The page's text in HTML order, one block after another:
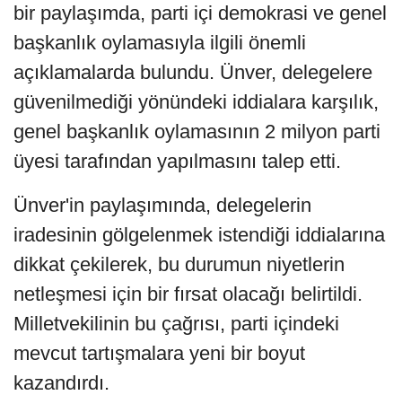
bir paylaşımda, parti içi demokrasi ve genel
başkanlık oylamasıyla ilgili önemli
açıklamalarda bulundu. Ünver, delegelere
güvenilmediği yönündeki iddialara karşılık,
genel başkanlık oylamasının 2 milyon parti
üyesi tarafından yapılmasını talep etti.
Ünver'in paylaşımında, delegelerin
iradesinin gölgelenmek istendiği iddialarına
dikkat çekilerek, bu durumun niyetlerin
netleşmesi için bir fırsat olacağı belirtildi.
Milletvekilinin bu çağrısı, parti içindeki
mevcut tartışmalara yeni bir boyut
kazandırdı.